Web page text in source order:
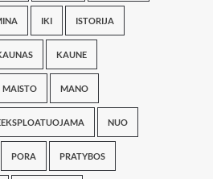
IKI ISTORIJA
KAUNE
MAISTO MANO
NUO
PORA PRATYBOS